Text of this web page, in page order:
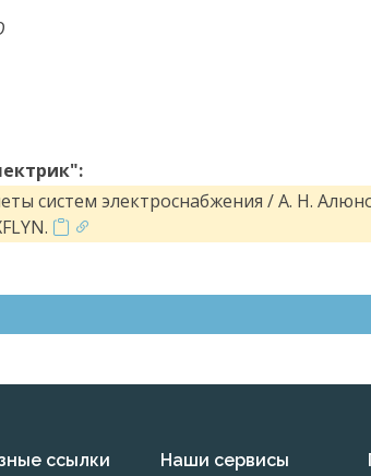
систем электроснабжения / А. Н.
ссылки Наши сервисы